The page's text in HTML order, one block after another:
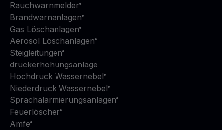
Rauchwarnmelder
Brandwarnanlagen
Gas Löschanlagen
Aerosol Löschanlagen
Steigleitungen
druckerhohungsanlage
Hochdruck Wassernebel
Niederdruck Wassernebel
Sprachalarmierungsanlagen
Feuerlöscher
Amfe